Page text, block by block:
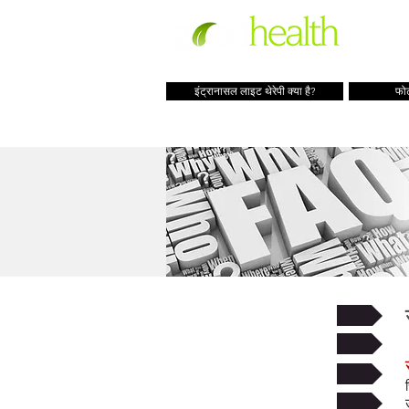
इंट्रानासल लाइट थेरेपी क्या है?